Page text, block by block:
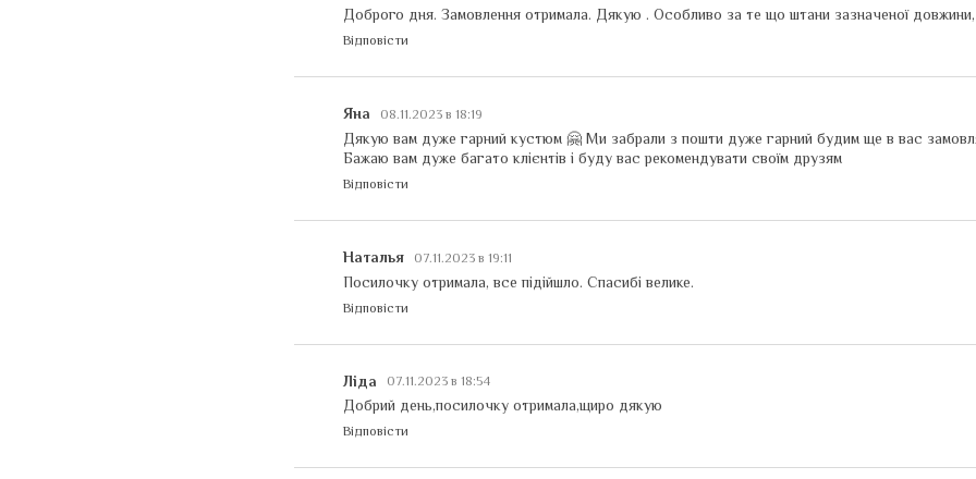
Доброго дня. Замовлення отримала. Дякую . Особливо за те що штани зазначеної
Відповісти
Яна 08.11.2023 в 18:19
Дякую вам дуже гарний кустюм 🤗 Ми забрали з пошти дуже гарний будим ще в вас
Бажаю вам дуже багато клієнтів і буду вас рекомендувати своїм друзям
Відповісти
Наталья 07.11.2023 в 19:11
Посилочку отримала, все підійшло. Спасибі велике.
Відповісти
Ліда 07.11.2023 в 18:54
Добрий день,посилочку отримала,щиро дякую
Відповісти